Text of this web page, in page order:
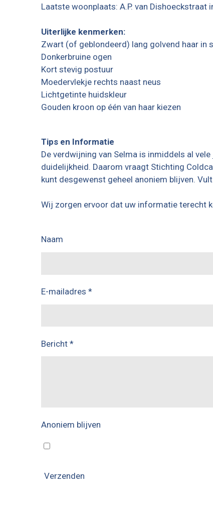
Laatste woonplaats: A.P. van Dishoeckstraat
Uiterlijke kenmerken:
Zwart (of geblondeerd) lang golvend haar in
Donkerbruine ogen
Kort stevig postuur
Moedervlekje rechts naast neus
Lichtgetinte huidskleur
Gouden kroon op één van haar kiezen
Tips en Informatie
De verdwijning van Selma is inmiddels al
duidelijkheid. Daarom vraagt Stichting
kunt desgewenst geheel anoniem blijven.
Wij zorgen ervoor dat uw informatie terecht
Naam
E-mailadres *
Bericht *
Anoniem blijven
Verzenden